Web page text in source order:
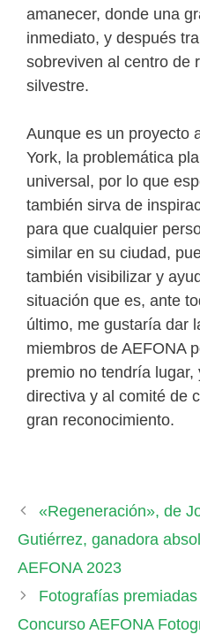
amanecer, donde una
inmediato, y después
sobreviven al centro de
silvestre.
Aunque es un proyecto
York, la problemática
universal, por lo que
también sirva de
para que cualquier
similar en su ciudad,
también visibilizar y
situación que es, ante
último, me gustaría dar
miembros de AEFONA
premio no tendría
directiva y al comité de
gran reconocimiento.
«Regeneración», de
Gutiérrez, ganadora
AEFONA 2023
Fotografías
Concurso AEFONA